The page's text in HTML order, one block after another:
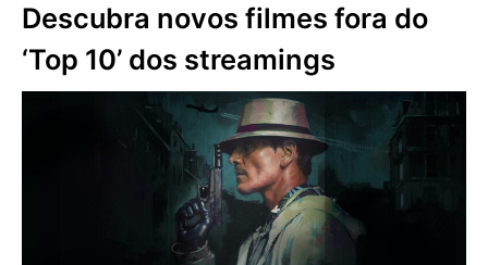
Descubra novos filmes fora do
‘Top 10’ dos streamings